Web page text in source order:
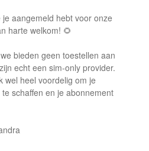
je aangemeld hebt voor onze
harte welkom! 🌻
bieden geen toestellen aan
echt een sim-only provider.
wel heel voordelig om je
schaffen en je abonnement